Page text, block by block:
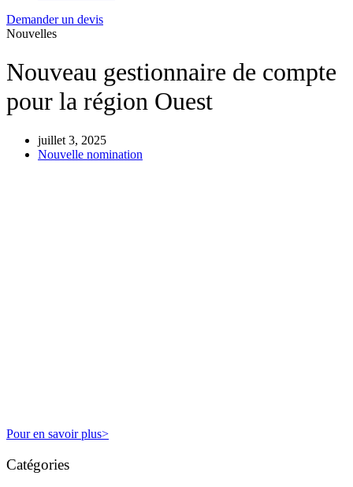
Demander un devis
Nouvelles
Nouveau gestionnaire de compte
pour la région Ouest
juillet 3, 2025
Nouvelle nomination
Pour en savoir plus>
Catégories